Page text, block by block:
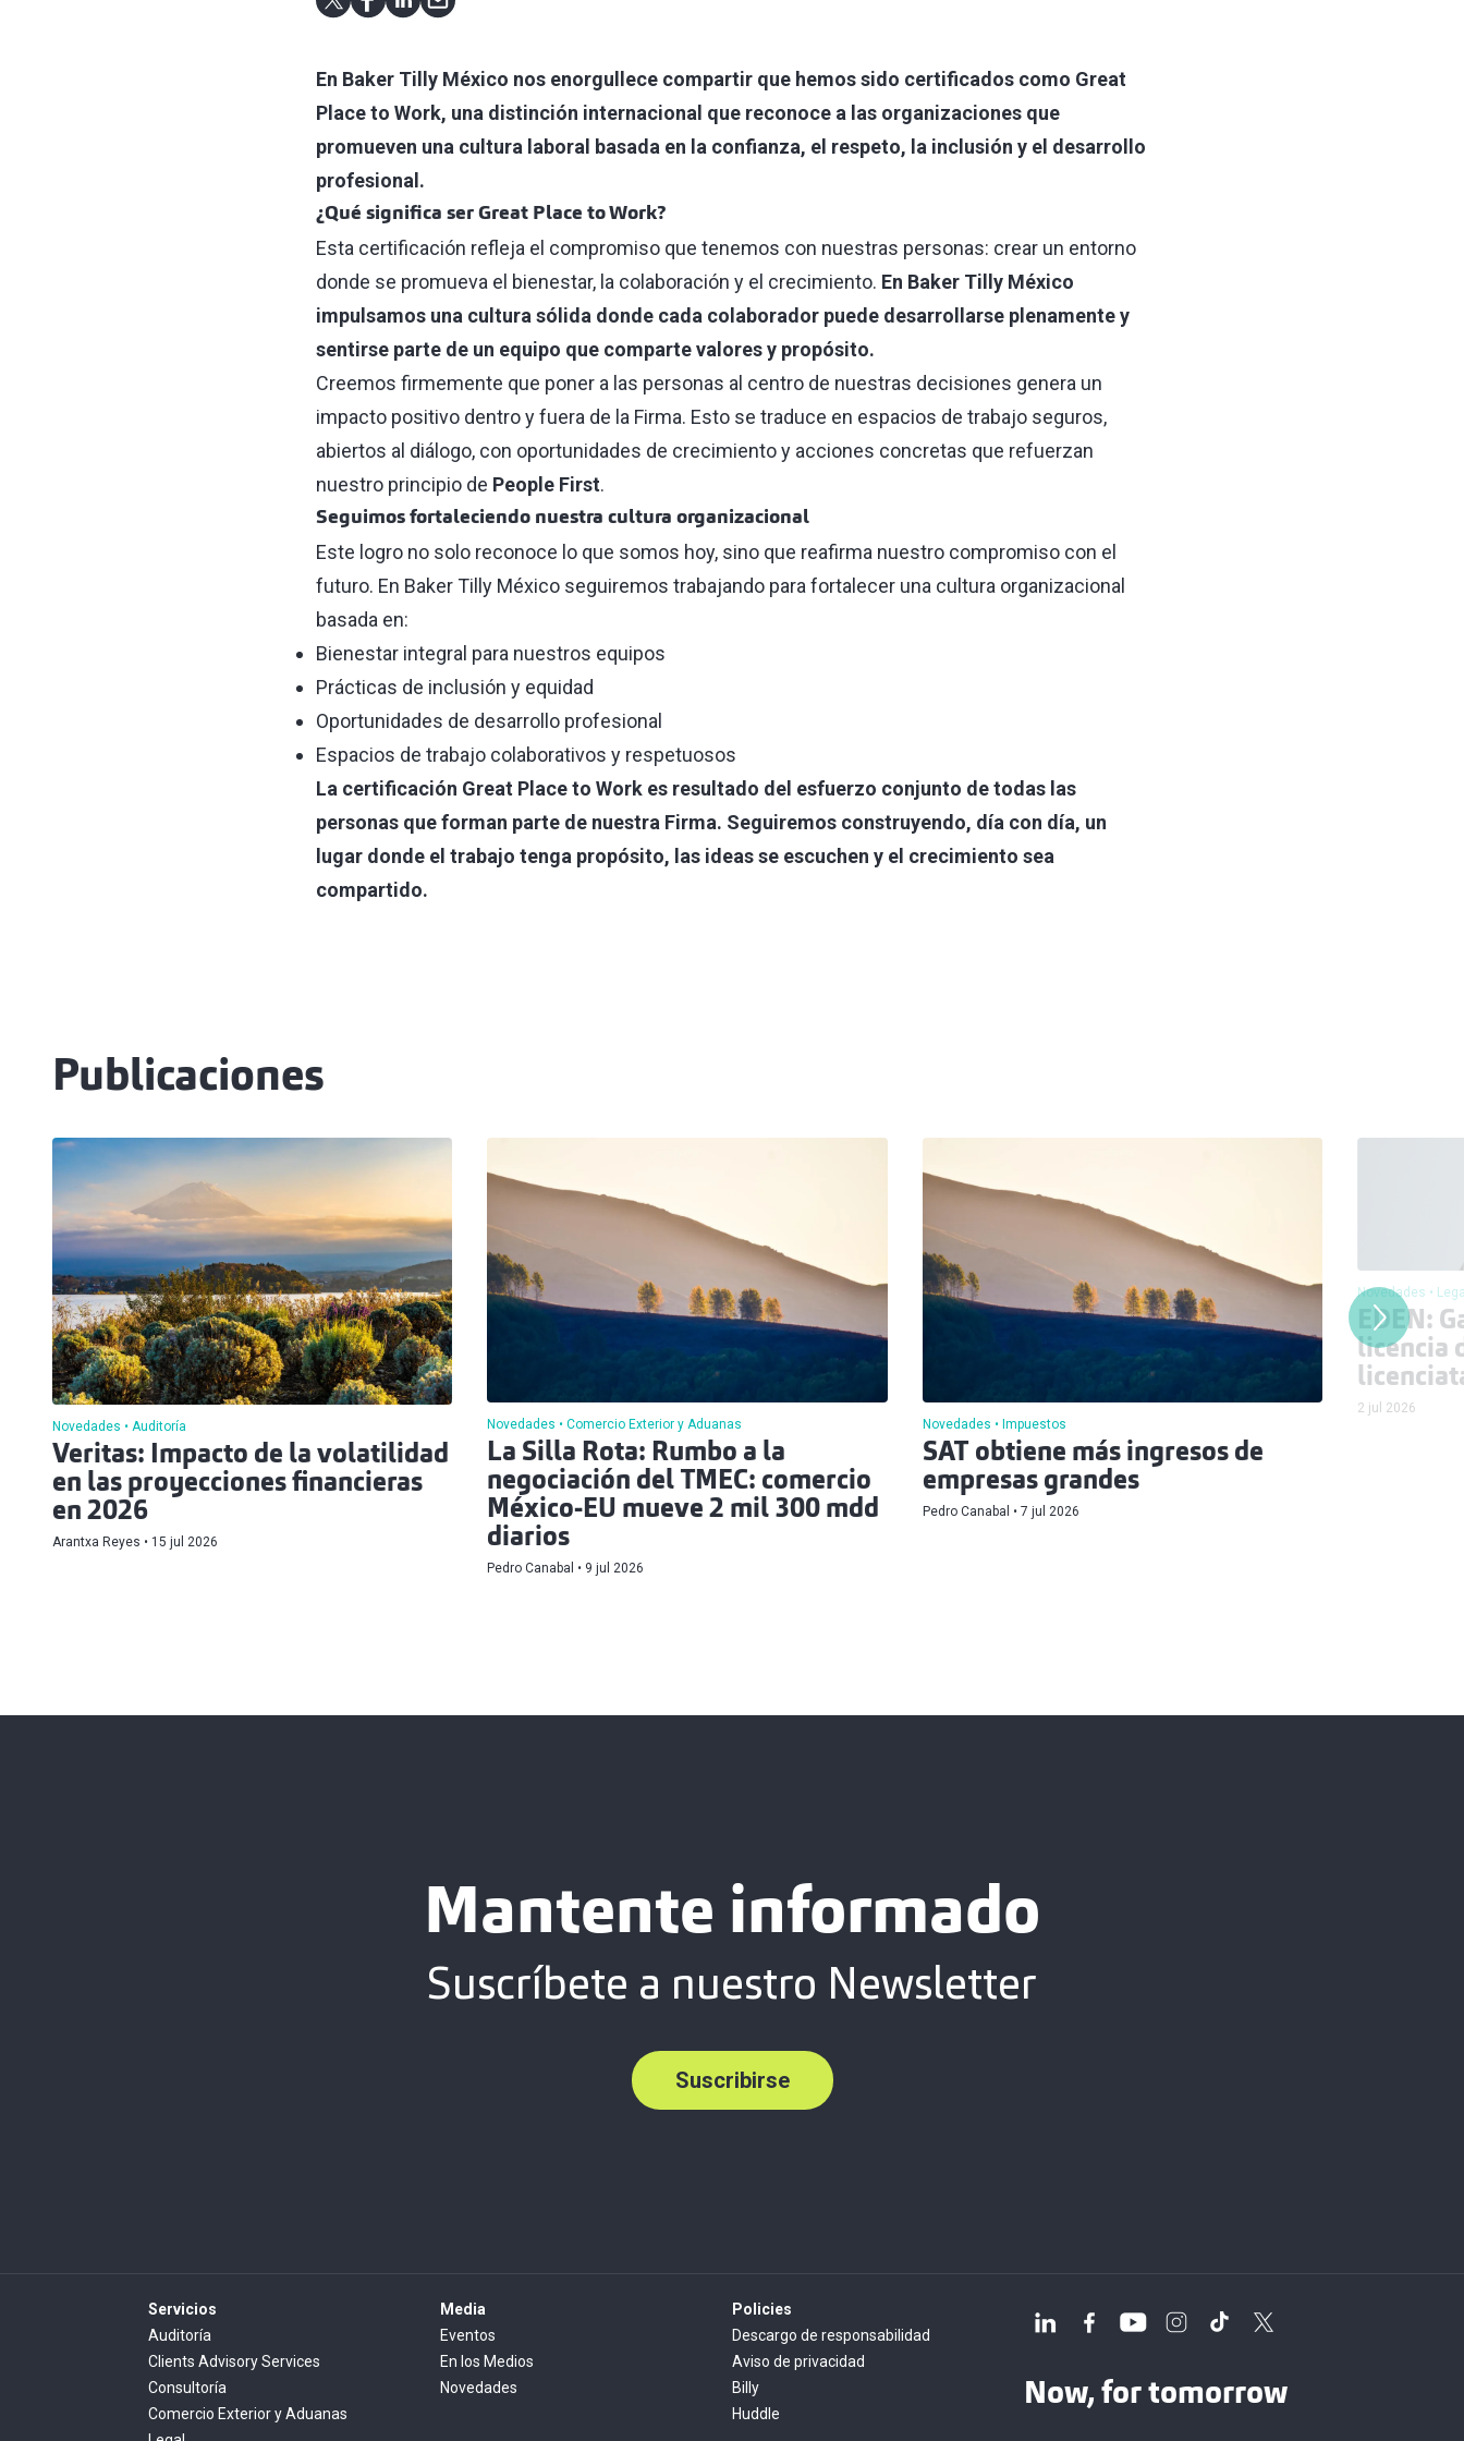
En Baker Tilly México nos enorgullece compartir que hemos sido certificados como Great
Place to Work, una distinción internacional que reconoce a las organizaciones que
promueven una cultura laboral basada en la confianza, el respeto, la inclusión y el desarrollo
profesional.
¿Qué significa ser Great Place to Work?
Esta certificación refleja el compromiso que tenemos con nuestras personas: crear un entorno
donde se promueva el bienestar, la colaboración y el crecimiento. En Baker Tilly México
impulsamos una cultura sólida donde cada colaborador puede desarrollarse plenamente y
sentirse parte de un equipo que comparte valores y propósito.
Creemos firmemente que poner a las personas al centro de nuestras decisiones genera un
impacto positivo dentro y fuera de la Firma. Esto se traduce en espacios de trabajo seguros,
abiertos al diálogo, con oportunidades de crecimiento y acciones concretas que refuerzan
nuestro principio de People First.
Seguimos fortaleciendo nuestra cultura organizacional
Este logro no solo reconoce lo que somos hoy, sino que reafirma nuestro compromiso con el
futuro. En Baker Tilly México seguiremos trabajando para fortalecer una cultura organizacional
basada en:
Bienestar integral para nuestros equipos
Prácticas de inclusión y equidad
Oportunidades de desarrollo profesional
Espacios de trabajo colaborativos y respetuosos
La certificación Great Place to Work es resultado del esfuerzo conjunto de todas las
personas que forman parte de nuestra Firma. Seguiremos construyendo, día con día, un
lugar donde el trabajo tenga propósito, las ideas se escuchen y el crecimiento sea
compartido.
Publicaciones
Novedades Auditoría
Veritas: Impacto de la volatilidad
en las proyecciones financieras
en 2026
Arantxa Reyes 15 jul 2026
Novedades Comercio Exterior y Aduanas
La Silla Rota: Rumbo a la
negociación del TMEC: comercio
México-EU mueve 2 mil 300 mdd
diarios
Pedro Canabal 9 jul 2026
Novedades Impuestos
SAT obtiene más ingresos de
empresas grandes
Pedro Canabal 7 jul 2026
Novedades
EDEN:
licencia
2 jul 2026
Mantente informado
Suscríbete a nuestro Newsletter
Suscribirse
Servicios
Auditoría
Clients Advisory Services
Consultoría
Comercio Exterior y Aduanas
Media
Eventos
En los Medios
Novedades
Policies
Descargo de responsabilidad
Aviso de privacidad
Billy
Huddle
Now, for tomorrow